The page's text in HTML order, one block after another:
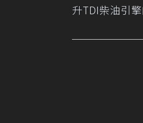
升TDI柴油引